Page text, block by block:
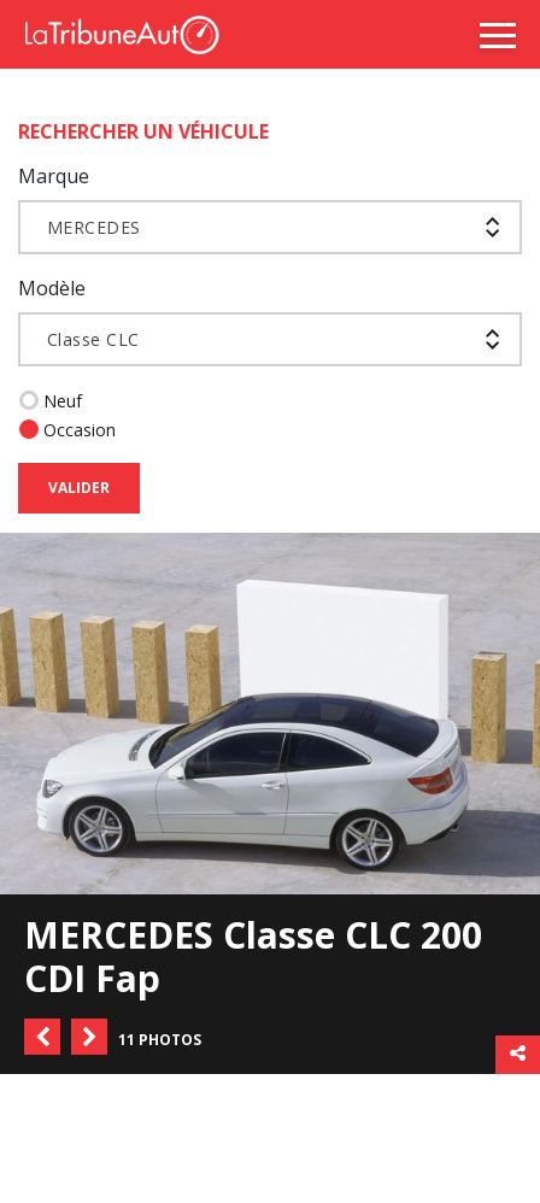
RECHERCHER UN VÉHICULE
Marque
MERCEDES
Modèle
Classe CLC
Neuf
Occasion
VALIDER
MERCEDES Classe CLC 200
CDI Fap
11 PHOTOS